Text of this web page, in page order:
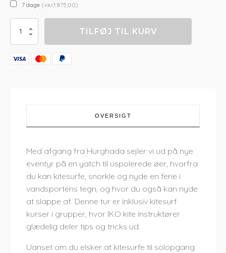
7 dage (+kr.1.875,00)
Kitesurf
Safari
antal
TILFØJ TIL KURV
OVERSIGT
Med afgang fra Hurghada sejler vi ud på nye
eventyr på en yatch til uspolerede øer, hvorfra
du kan kitesurfe, snorkle og nyde en ferie i
vandsportens tegn, og hvor du også kan nyde
at slappe af. Denne tur er inklusiv kitesurf
kurser i grupper, hvor IKO kite instruktører
glædelig deler tips og tricks ud.
Uanset om du elsker at kitesurfe til solopgang